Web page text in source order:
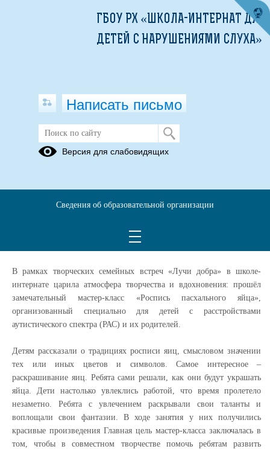
Творческие семейные встречи «Лучи
добра»
Трудно представить себе Пасху без окрашенных яиц. Эта народная
люди, которые не исповедуют христианство, занимаются таким
В рамках творческих семейных встреч «Лучи добра» в школе-
интернате царила атмосфера творчества и вдохновения: прошёл
замечательный мастер-класс «Роспись пасхального яйца»,
организованный специально для детей с расстройствами
аутистического спектра (РАС) и их родителей.
Детям рассказали о традициях росписи яиц, смысловом значении
тех или иных цветов и символов. Самое интересное –
раскрашивание яиц. Ребята сами решали, как они будут украшать
яйца. Дети настолько увлеклись работой, что время пролетело
незаметно. Ребята с увлечением раскрывали свои таланты и
воплощали свои фантазии. В ходе занятия у них получились
красивые произведения Главная цель мастер-класса заключалась в
том, чтобы в совместном творчестве помочь ребятам развить
ГБОУ РХ «ШКОЛА-ИНТЕРНАТ ДЛЯ
ДЕТЕЙ С НАРУШЕНИЯМИ СЛУХА»
Написать письмо
Версия для слабовидящих
Сведения об образовательной организации